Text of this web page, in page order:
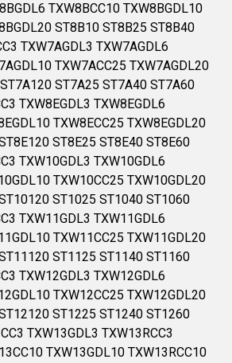
TXW8BCC10 TXW8BGDL10
ST8B10 ST8B25 ST8B40
TXW7AGDL3 TXW7AGDL6
TXW7ACC25 TXW7AGDL20
ST7A25 ST7A40 ST7A60
TXW8EGDL3 TXW8EGDL6
TXW8ECC25 TXW8EGDL20
ST8E25 ST8E40 ST8E60
TXW10GDL3 TXW10GDL6
TXW10CC25 TXW10GDL20
ST1025 ST1040 ST1060
TXW11GDL3 TXW11GDL6
TXW11CC25 TXW11GDL20
ST1125 ST1140 ST1160
TXW12GDL3 TXW12GDL6
TXW12CC25 TXW12GDL20
ST1225 ST1240 ST1260
TXW13GDL3 TXW13RCC3
TXW13GDL10 TXW13RCC10